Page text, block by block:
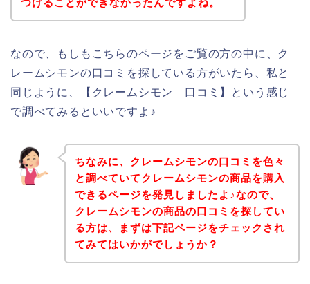
なので、もしもこちらのページをご覧の方の中に、ク
レームシモンの口コミを探している方がいたら、私と
同じように、【クレームシモン 口コミ】という感じ
で調べてみるといいですよ♪
ちなみに、クレームシモンの口コミを色々
と調べていてクレームシモンの商品を購入
できるページを発見しましたよ♪なので、
クレームシモンの商品の口コミを探してい
る方は、まずは下記ページをチェックされ
てみてはいかがでしょうか？